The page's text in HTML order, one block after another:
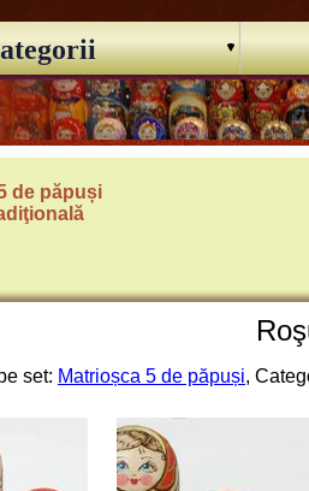
de păpuși
set: Matrioșca 5 de păpuși,